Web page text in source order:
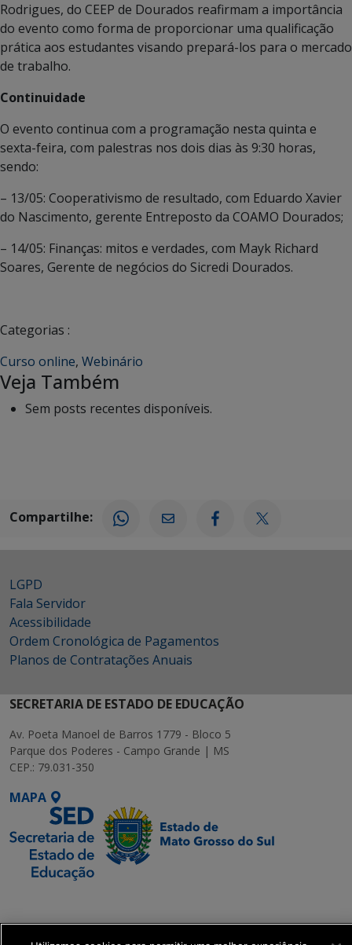
Rodrigues, do CEEP de Dourados reafirmam a importância
do evento como forma de proporcionar uma qualificação
prática aos estudantes visando prepará-los para o mercado
de trabalho.
Continuidade
O evento continua com a programação nesta quinta e
sexta-feira, com palestras nos dois dias às 9:30 horas,
sendo:
– 13/05: Cooperativismo de resultado, com Eduardo Xavier
do Nascimento, gerente Entreposto da COAMO Dourados;
– 14/05: Finanças: mitos e verdades, com Mayk Richard
Soares, Gerente de negócios do Sicredi Dourados.
Categorias :
Curso online, Webinário
Veja Também
Sem posts recentes disponíveis.
Compartilhe:
LGPD
Fala Servidor
Acessibilidade
Ordem Cronológica de Pagamentos
Planos de Contratações Anuais
SECRETARIA DE ESTADO DE EDUCAÇÃO
Av. Poeta Manoel de Barros 1779 - Bloco 5
Parque dos Poderes - Campo Grande | MS
CEP.: 79.031-350
MAPA
Executiva de
Transformação Digital